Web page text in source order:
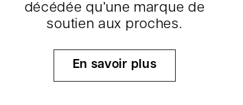
décédée qu’une marque de
soutien aux proches.
En savoir plus